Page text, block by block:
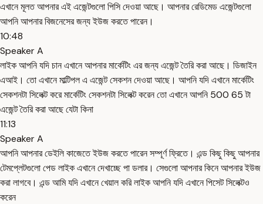
এখানে মূলত আপনার এই এজেন্টগুলো পিসি দেওয়া আছে। আপনার রেডিমেড এজেন্টগুলো
আপনি আপনার বিজনেসের জন্য ইউজ করতে পারেন।
10:48
Speaker A
লাইক আপনি যদি চান এখানে আপনার মার্কেটিং এর জন্য এজেন্ট তৈরি করা আছে। ডিজাইন
এআই। তো এখানে মাল্টিপল এ এজেন্ট সেকশন দেওয়া আছে। আপনি যদি এখানে মার্কেটিং
সেকশনটা সিলেক্ট করে মার্কেটিং সেকশনটা সিলেক্ট করেন তো এখানে আপনি 500 65 টা
এজেন্ট তৈরি করা আছে যেটা কিনা
11:13
Speaker A
আপনি আপনার ডেইলি কাজেতে ইউজ করতে পারেন সম্পূর্ণ ফ্রিতে। এন্ড কিছু কিছু আপনার
টেমপ্লেটগুলো পেড লাইক এখানে দেখাচ্ছে পা ডলার। সেগুলো আপনার কিনে আপনার ইউজ
করা লাগবে। এন্ড আমি যদি এখানে খেয়াল করি লাইক আপনি যদি এখানে পিসেট সিলেক্টও
করেন